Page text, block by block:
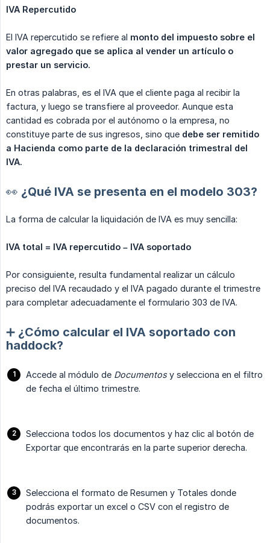
IVA Repercutido
El IVA repercutido se refiere al monto del impuesto sobre el
valor agregado que se aplica al vender un artículo o
prestar un servicio.
En otras palabras, es el IVA que el cliente paga al recibir la
factura, y luego se transfiere al proveedor. Aunque esta
cantidad es cobrada por el autónomo o la empresa, no
constituye parte de sus ingresos, sino que debe ser remitido
a Hacienda como parte de la declaración trimestral del
IVA.
👀 ¿Qué IVA se presenta en el modelo 303?
La forma de calcular la liquidación de IVA es muy sencilla:
IVA total = IVA repercutido – IVA soportado
Por consiguiente, resulta fundamental realizar un cálculo
preciso del IVA recaudado y el IVA pagado durante el trimestre
para completar adecuadamente el formulario 303 de IVA.
➕ ¿Cómo calcular el IVA soportado con
haddock?
Accede al módulo de Documentosy selecciona en el filtro
de fecha el último trimestre.
Selecciona todos los documentos y haz clic al botón de
Exportar que encontrarás en la parte superior derecha.
Selecciona el formato de Resumen y Totales donde
podrás exportar un excel o CSV con el registro de
documentos.